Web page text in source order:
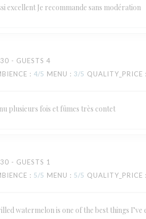
excellent Je recommande sans modération
- GUESTS 4
: 4/5 MENU : 3/5 QUALITY_PRICE
plusieurs fois et fûmes très contet
- GUESTS 1
: 5/5 MENU : 5/5 QUALITY_PRICE
watermelon is one of the best things I’ve